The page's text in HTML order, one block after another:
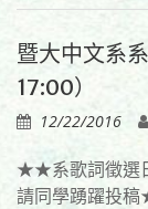
暨大中文系
17:00）
12/22/2016
★★系歌詞徵選
請同學踴躍投